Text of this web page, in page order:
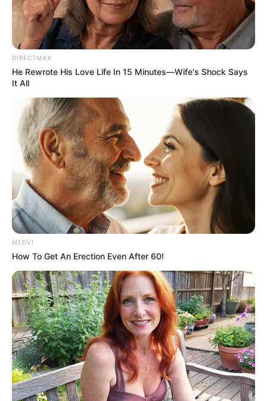
วันพฤหัสบดี ที่ 14 เวลา 06.25 -11.45 น. คนเกิดวัน
เสาร์ห้ามใช้ฤกษ์นี้
วันอังคารที่ 19 เวลา 10.25 -15.45 น. คนเกิดวัน
จันทร์ห้ามใช้ฤกษ์นี้
วันอังคารที่ 26 เวลา 18.35 – 21.45 น. คนเกิดวัน
จันทร์ห้ามใช้ฤกษ์นี้
วันพุธที่ 27 เวลา 06.15 – 13.35 น. คนเกิดวัน
อังคารห้ามใช้ฤกษ์นี้
เดือนธันวาคม
วันพุธที่ 11เวลา 06.15-10.45 น.คนเกิดวันอังคาร
ห้ามใช้ฤกษ์นี้
วันอังคารที่ 17 เวลา 15.25 – 19.45 น. คนเกิดวัน
จันทร์ห้ามใช้ฤกษ์นี้
วันศุกร์ที่ 20 เวลา 10.15 – 15.45 น.คนเกิดวันพุธ
กลางคืนห้ามใช้ฤกษ์นี้
โดย อ.ภัทร์มนต์ ศักดิ์ชุศรณ์
เนื้อหาที่เกี่ยวข้อง
DIRECTMAX
He Rewrote His Love Life In 15 Minutes—Wife's Shock Says
It All
MEDVI
How To Get An Erection Even After 60!